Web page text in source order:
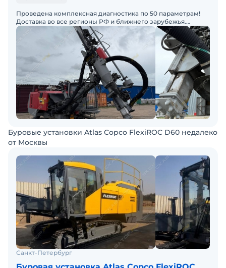
Проведена комплексная диагностика по 50 параметрам!
Доставка во все регионы РФ и ближнего зарубежья.
Экономичный дизель с современной системой
Буровые установки Atlas Copco FlexiROC D60 недалеко
от Москвы
Санкт-Петербург